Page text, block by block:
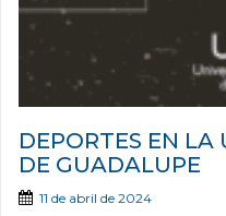
DEPORTES EN LA
DE GUADALUPE
11 de abril de 2024